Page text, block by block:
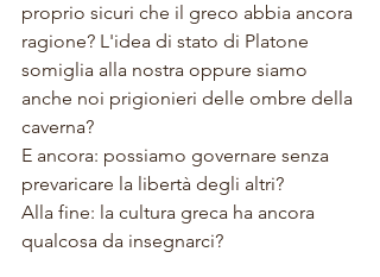
proprio sicuri che il greco abbia ancora
ragione? L'idea di stato di Platone
somiglia alla nostra oppure siamo
anche noi prigionieri delle ombre della
caverna?
E ancora: possiamo governare senza
prevaricare la libertà degli altri?
Alla fine: la cultura greca ha ancora
qualcosa da insegnarci?